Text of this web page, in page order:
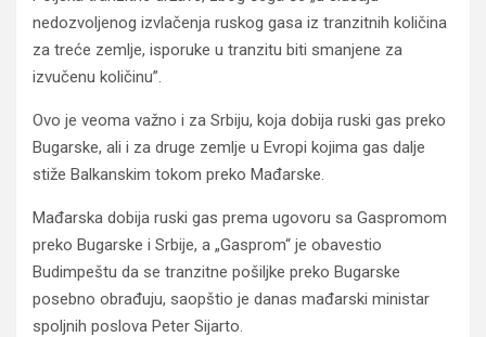
nedozvoljenog izvlačenja ruskog gasa iz tranzitnih količina
za treće zemlje, isporuke u tranzitu biti smanjene za
izvučenu količinu”.
Ovo je veoma važno i za Srbiju, koja dobija ruski gas preko
Bugarske, ali i za druge zemlje u Evropi kojima gas dalje
stiže Balkanskim tokom preko Mađarske.
Mađarska dobija ruski gas prema ugovoru sa Gaspromom
preko Bugarske i Srbije, a „Gasprom“ je obavestio
Budimpeštu da se tranzitne pošiljke preko Bugarske
posebno obrađuju, saopštio je danas mađarski ministar
spoljnih poslova Peter Sijarto.